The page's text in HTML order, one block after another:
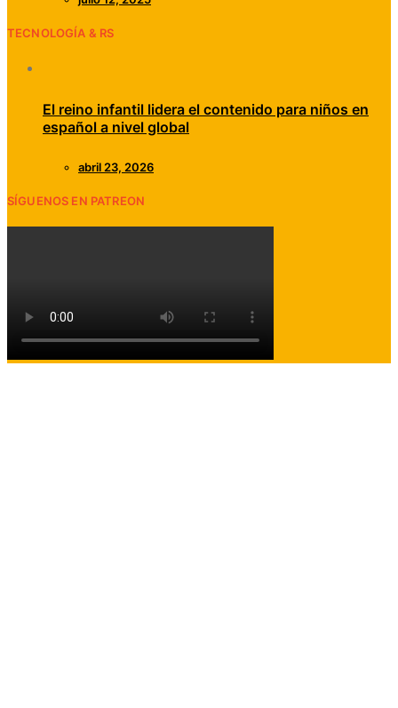
TECNOLOGÍA & RS
El reino infantil lidera el contenido para niños en
español a nivel global
abril 23, 2026
SÍGUENOS EN PATREON